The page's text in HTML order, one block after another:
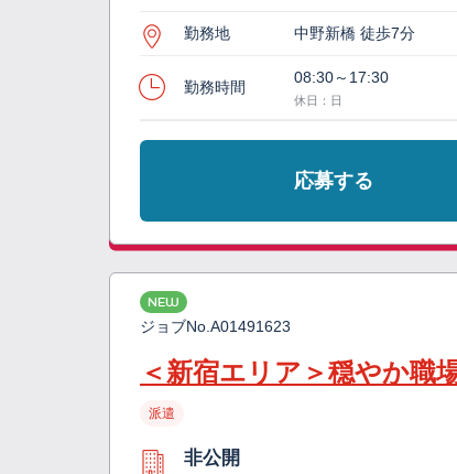
勤務地 中野新橋 徒歩7分
勤務時間
08:30～17:30
休日：日
応募する
NEW
ジョブNo. A01491623
＜新宿エリア＞穏やか職
派遣
非公開